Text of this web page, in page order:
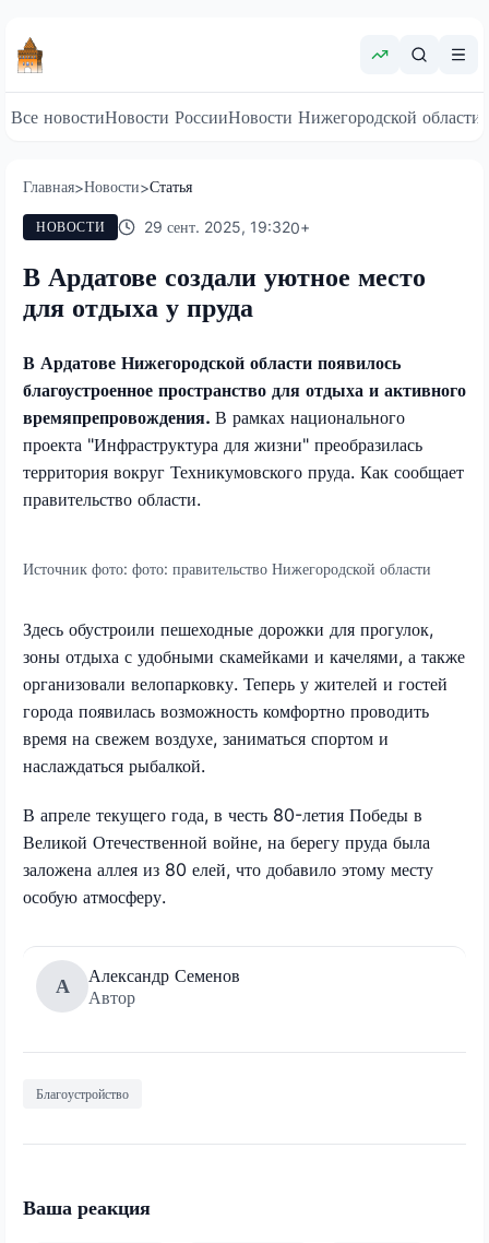
Все новостиНовости РоссииНовости Нижегородской области
Главная>Новости>Статья
НОВОСТИ 29 сент. 2025, 19:320+
В Ардатове создали уютное место
для отдыха у пруда
В Ардатове Нижегородской области появилось
благоустроенное пространство для отдыха и активного
времяпрепровождения. В рамках национального
проекта "Инфраструктура для жизни" преобразилась
территория вокруг Техникумовского пруда. Как сообщает
правительство области.
Источник фото: фото: правительство Нижегородской области
Здесь обустроили пешеходные дорожки для прогулок,
зоны отдыха с удобными скамейками и качелями, а также
организовали велопарковку. Теперь у жителей и гостей
города появилась возможность комфортно проводить
время на свежем воздухе, заниматься спортом и
наслаждаться рыбалкой.
В апреле текущего года, в честь 80-летия Победы в
Великой Отечественной войне, на берегу пруда была
заложена аллея из 80 елей, что добавило этому месту
особую атмосферу.
А
Александр Семенов
Автор
Благоустройство
Ваша реакция